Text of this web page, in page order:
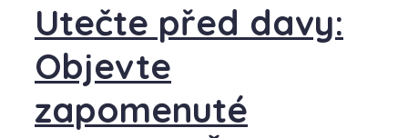
Utečte před davy:
Objevte
zapomenuté